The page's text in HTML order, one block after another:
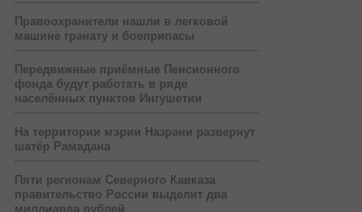
Правоохранители нашли в легковой
машине гранату и боеприпасы
Передвижные приёмные Пенсионного
фонда будут работать в ряде
населённых пунктов Ингушетии
На территории мэрии Назрани развернут
шатёр Рамадана
Пяти регионам Северного Кавказа
правительство России выделит два
миллиарда рублей